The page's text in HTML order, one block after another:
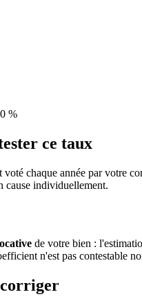
%
ce taux
chaque année par votre
cause individuellement.
de votre bien :
n'est pas contestable
corriger